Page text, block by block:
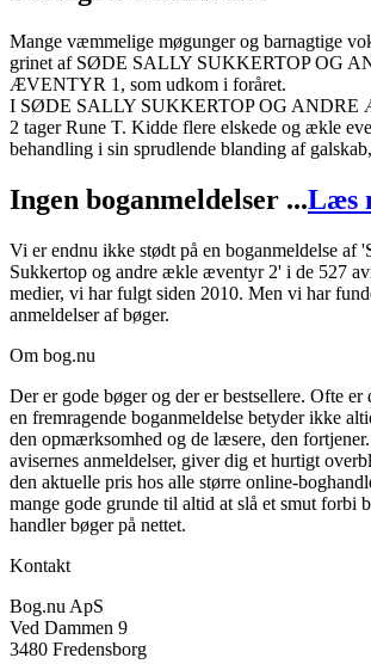
9788741509891
Forlag: Forlaget Alvilda
Udgivet: 31. januar 2020
Mange væmmelige møgunger og barnagtige
grinet af SØDE SALLY SUKKERTOP OG
ÆVENTYR 1, som udkom i foråret.
I SØDE SALLY SUKKERTOP OG
2 tager Rune T. Kidde flere elskede og ækle
behandling i sin sprudlende blanding af
Ingen boganmeldelser ...Læs
Vi er endnu ikke stødt på en boganmeldelse af
Sukkertop og andre ækle æventyr 2' i de 527
medier, vi har fulgt siden 2010. Men vi har
anmeldelser af bøger.
Om bog.nu
Der er gode bøger og der er bestsellere. Ofte er
en fremragende boganmeldelse betyder ikke
den opmærksomhed og de læsere, den
avisernes anmeldelser, giver dig et hurtigt
den aktuelle pris hos alle større online-
mange gode grunde til altid at slå et smut forbi
handler bøger på nettet.
Kontakt
Bog.nu ApS
Ved Dammen 9
3480 Fredensborg